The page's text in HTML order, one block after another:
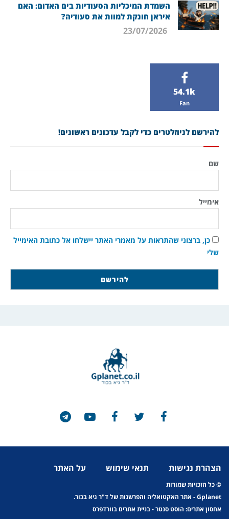
השמדת המיכליות הסעודיות בים האדום: האם
איראן חונקת למוות את סעודיה?
54.1k
Fan
להירשם לניוזלטרים כדי לקבל עדכונים ראשונים!
שם
אימייל
כן, ברצוני שהתראות על מאמרי האתר יישלחו אל כתובת האימייל
שלי
הצהרת נגישות תנאי שימוש על האתר
© כל הזכויות שמורות
Gplanet- אתר האקטואליה והפרשנות של ד"ר גיא בכור.
אחסון אתרים: הוסט סנטר-בניית אתרים בוורדפרס